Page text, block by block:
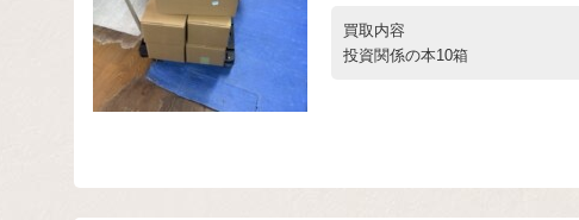
買取内容
投資関係の本10箱